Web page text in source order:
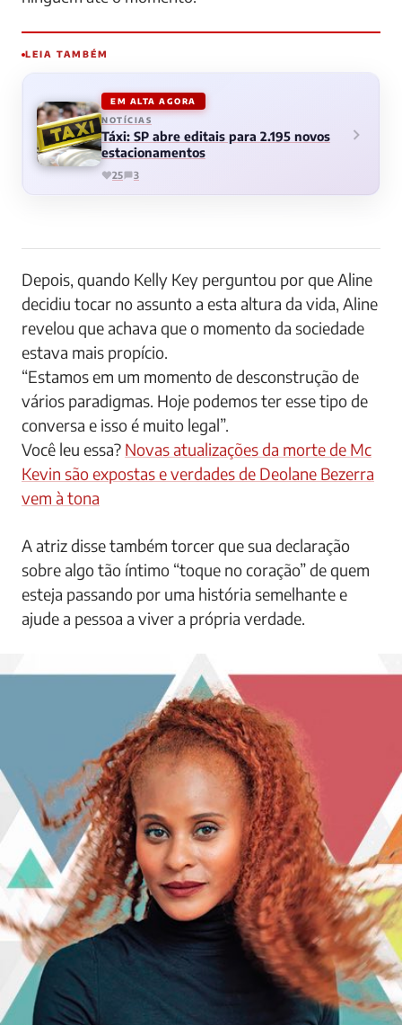
LEIA TAMBÉM
EM ALTA AGORA
NOTÍCIAS
Táxi: SP abre editais para 2.195 novos
estacionamentos
25 3
Depois, quando Kelly Key perguntou por que Aline
decidiu tocar no assunto a esta altura da vida, Aline
revelou que achava que o momento da sociedade
estava mais propício.
“Estamos em um momento de desconstrução de
vários paradigmas. Hoje podemos ter esse tipo de
conversa e isso é muito legal”.
Você leu essa? Novas atualizações da morte de Mc
Kevin são expostas e verdades de Deolane Bezerra
vem à tona
A atriz disse também torcer que sua declaração
sobre algo tão íntimo “toque no coração” de quem
esteja passando por uma história semelhante e
ajude a pessoa a viver a própria verdade.